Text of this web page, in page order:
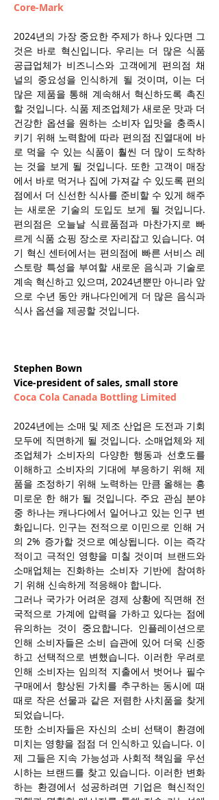
Core-Mark
2024년의 가장 중요한 주제가 하나 있다면 그
것은 바로 혁신입니다. 우리는 더 많은 식품
공급업체가 비즈니스와 고객에게 편의점 채
널의 중요성을 인식하게 될 것이며, 이는 더
많은 제품을 통해 계속해서 혁신하도록 촉진
할 것입니다. 식품 제조업체가 새로운 맛과 더
건강한 옵션을 원하는 소비자 입맛을 충족시
키기 위해 노력함에 따라 편의점 진열대에 바
로 먹을 수 있는 식품이 훨씬 더 많이 도착하
는 것을 보게 될 것입니다. 또한 고객이 매장
에서 바로 먹거나 집에 가져갈 수 있도록 편의
점에서 더 신선한 식사를 준비할 수 있게 해주
는 새로운 기술의 도입도 보게 될 것입니다.
편의점은 오늘날 식료품점과 마찬가지로 빠
르게 식품 쇼핑 장소로 자리잡고 있습니다. 여
기 혁신 센터에서는 편의점에 빠른 서비스 레
스토랑 특성을 부여할 새로운 음식과 기술로
계속 혁신하고 있으며, 2024년뿐만 아니라 앞
으로 수년 동안 캐나다인에게 더 많은 음식과
식사 옵션을 제공할 것입니다.
Stephen Bown
Vice-president of sales, small store
Coca Cola Canada Bottling Limited
2024년에는 소매 및 제조 산업은 도전과 기회
모두에 직면하게 될 것입니다. 소매업체와 제
조업체가 소비자의 다양한 행동과 선호도를
이해하고 소비자의 기대에 부응하기 위해 제
품을 조정하기 위해 노력하는 만큼 올해는 흥
미로운 한 해가 될 것입니다. 주요 관심 분야
중 하나는 캐나다에서 일어나고 있는 인구 변
화입니다. 인구는 전적으로 이민으로 인해 거
의 2% 증가할 것으로 예상됩니다. 이는 즉각
적이고 극적인 영향을 미칠 것이며 브랜드와
소매업체는 진화하는 소비자 기반에 참여하
기 위해 신속하게 적응해야 합니다.
그러나 국가가 어려운 경제 상황에 직면해 전
국적으로 가계에 압력을 가하고 있다는 점에
유의하는 것이 중요합니다. 인플레이션으로
인해 소비자들은 소비 습관에 있어 더욱 신중
하고 선택적으로 변했습니다. 이러한 우려로
인해 소비자는 임의적 지출에서 벗어나 필수
구매에서 향상된 가치를 추구하는 동시에 때
때로 작은 선물과 같은 저렴한 사치품을 찾게
되었습니다.
또한 소비자들은 자신의 소비 선택이 환경에
미치는 영향을 점점 더 인식하고 있습니다. 이
제 그들은 지속 가능성과 사회적 책임을 우선
시하는 브랜드를 찾고 있습니다. 이러한 변화
하는 환경에서 성공하려면 기업은 혁신적인